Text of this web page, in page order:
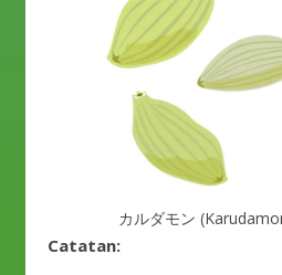
カルダモン
Catatan: